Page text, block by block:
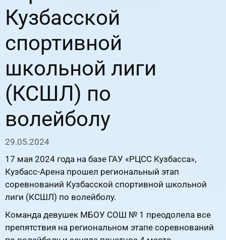
Кузбасской
спортивной
школьной лиги
(КСШЛ) по
волейболу
29.05.2024
17 мая 2024 года на базе ГАУ «РЦСС Кузбасса»,
Кузбасс-Арена прошел региональный этап
соревнований Кузбасской спортивной школьной
лиги (КСШЛ) по волейболу.
Команда девушек МБОУ СОШ № 1 преодолела все
препятствия на региональном этапе соревнований